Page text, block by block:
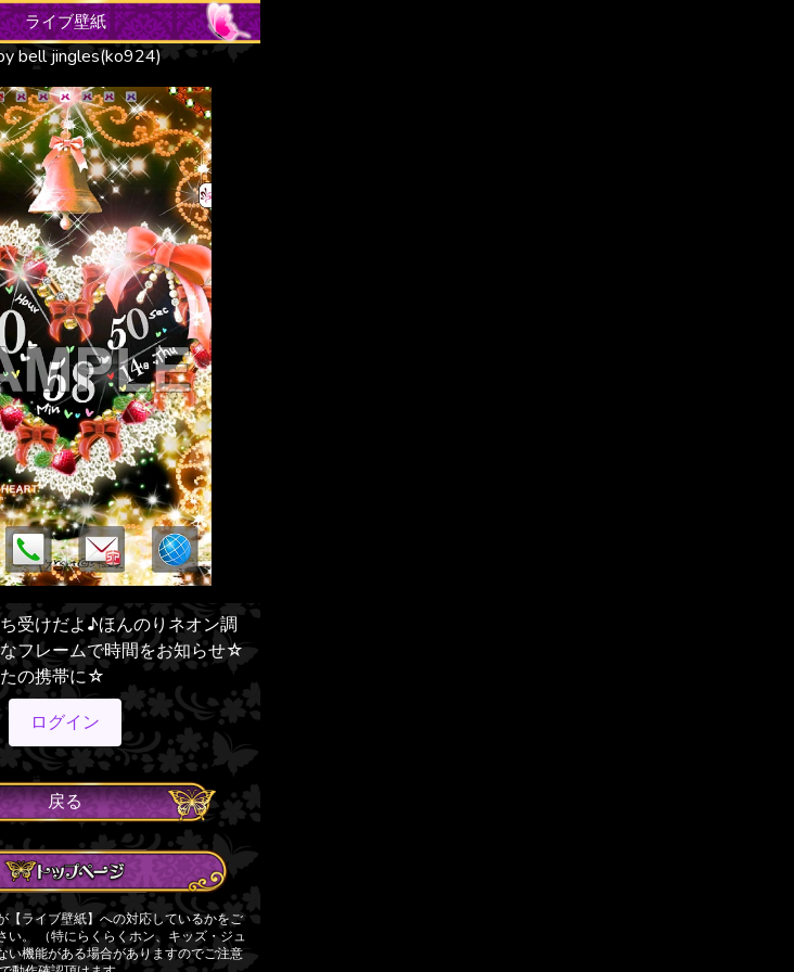
ライブ壁紙
bell jingles(ko924)
受けだよ♪ほんのりネオン調
フレームで時間をお知らせ☆
の携帯に☆
ログイン
戻る
【ライブ壁紙】への対応しているかをご
い。 （特にらくらくホン、キッズ・ジュ
い機能がある場合がありますのでご注意